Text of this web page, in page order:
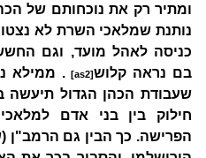
ומתיר רק את נוכחותם של
נותנת שמלאכי השרת לא
כניסה לאהל מועד, וגם
בם נראה קלוש[as2]
. ממילא
שעבודת הכהן הגדול תיעשה
חילוק בין בני אדם
הפרישה. כך הבין גם הרמב"ן